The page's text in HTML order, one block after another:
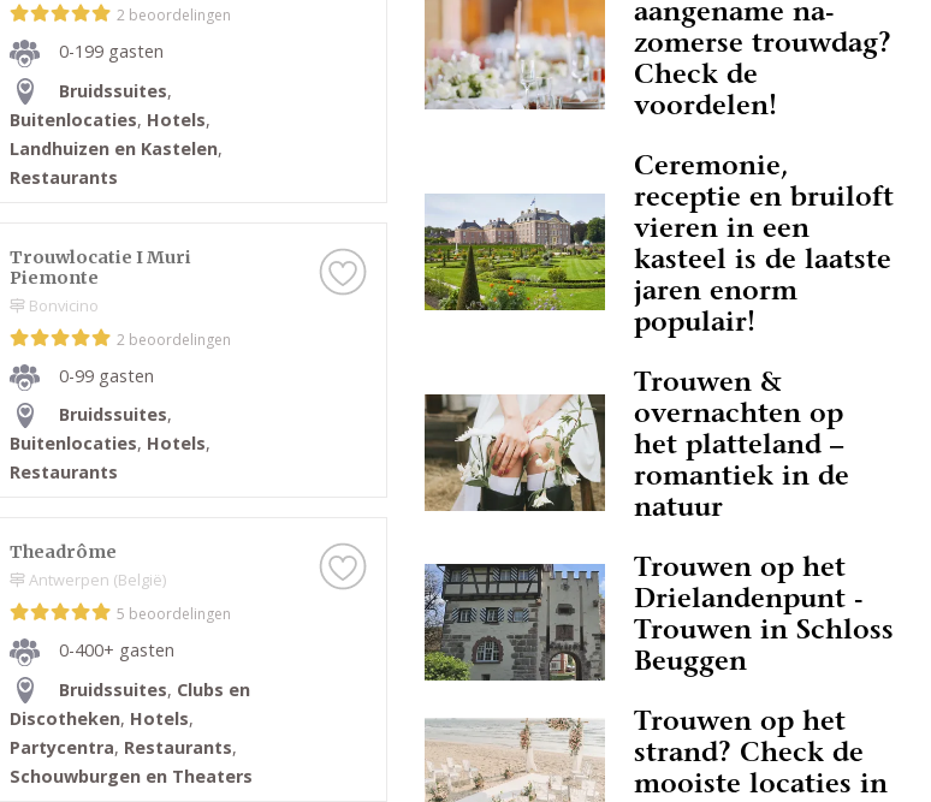
2 beoordelingen
0-199 gasten
Bruidssuites,
Buitenlocaties, Hotels,
Landhuizen en Kastelen,
Restaurants
Trouwlocatie I Muri
Piemonte
Bonvicino
2 beoordelingen
0-99 gasten
Bruidssuites,
Buitenlocaties, Hotels,
Restaurants
Theadrôme
Antwerpen (België)
5 beoordelingen
0-400+ gasten
Bruidssuites, Clubs en
Discotheken, Hotels,
Partycentra, Restaurants,
Schouwburgen en Theaters
aangename na-
zomerse trouwdag?
Check de
voordelen!
Ceremonie,
receptie en bruiloft
vieren in een
kasteel is de laatste
jaren enorm
populair!
Trouwen &
overnachten op
het platteland –
romantiek in de
natuur
Trouwen op het
Drielandenpunt -
Trouwen in Schloss
Beuggen
Trouwen op het
strand? Check de
mooiste locaties in